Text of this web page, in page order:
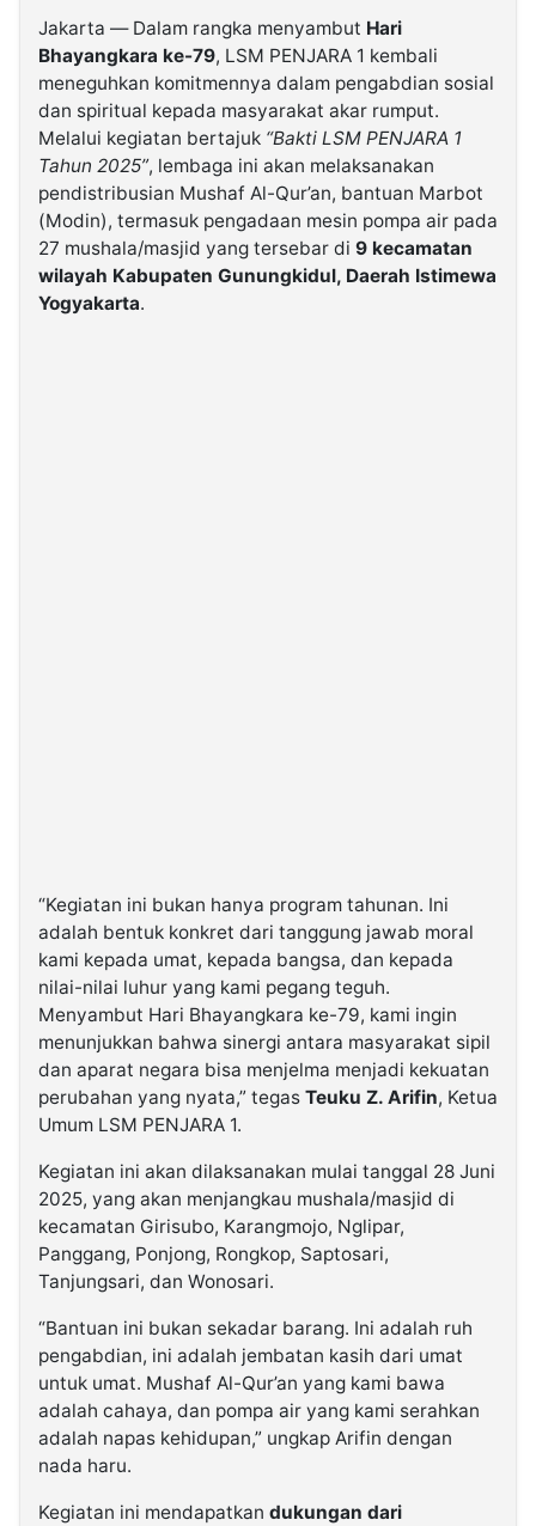
Kabarbaru.co
2026
Kabarbaru
Holding
Jakarta — Dalam rangka menyambut Hari
Bhayangkara ke-79, LSM PENJARA 1 kembali
meneguhkan komitmennya dalam pengabdian sosial
dan spiritual kepada masyarakat akar rumput.
Melalui kegiatan bertajuk “Bakti LSM PENJARA 1
Tahun 2025”, lembaga ini akan melaksanakan
pendistribusian Mushaf Al-Qur’an, bantuan Marbot
(Modin), termasuk pengadaan mesin pompa air pada
27 mushala/masjid yang tersebar di 9 kecamatan
wilayah Kabupaten Gunungkidul, Daerah Istimewa
Yogyakarta.
“Kegiatan ini bukan hanya program tahunan. Ini
adalah bentuk konkret dari tanggung jawab moral
kami kepada umat, kepada bangsa, dan kepada
nilai-nilai luhur yang kami pegang teguh.
Menyambut Hari Bhayangkara ke-79, kami ingin
menunjukkan bahwa sinergi antara masyarakat sipil
dan aparat negara bisa menjelma menjadi kekuatan
perubahan yang nyata,” tegas Teuku Z. Arifin, Ketua
Umum LSM PENJARA 1.
Kegiatan ini akan dilaksanakan mulai tanggal 28 Juni
2025, yang akan menjangkau mushala/masjid di
kecamatan Girisubo, Karangmojo, Nglipar,
Panggang, Ponjong, Rongkop, Saptosari,
Tanjungsari, dan Wonosari.
“Bantuan ini bukan sekadar barang. Ini adalah ruh
pengabdian, ini adalah jembatan kasih dari umat
untuk umat. Mushaf Al-Qur’an yang kami bawa
adalah cahaya, dan pompa air yang kami serahkan
adalah napas kehidupan,” ungkap Arifin dengan
nada haru.
Kegiatan ini mendapatkan dukungan dari